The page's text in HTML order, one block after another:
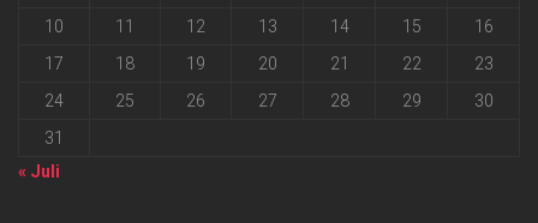
10
11 12 13 14 15
16
17
18 19 20 21 22
23
24
25 26 27 28 29
30
31
« Juli